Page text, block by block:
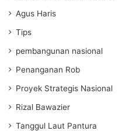
Agus Haris
Tips
pembangunan nasional
Penanganan Rob
Proyek Strategis Nasional
Rizal Bawazier
Tanggul Laut Pantura